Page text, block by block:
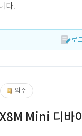
다.
로
외주
Mini 디바